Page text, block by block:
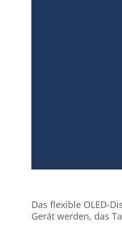
Das flexible OLED-
Gerät werden, das